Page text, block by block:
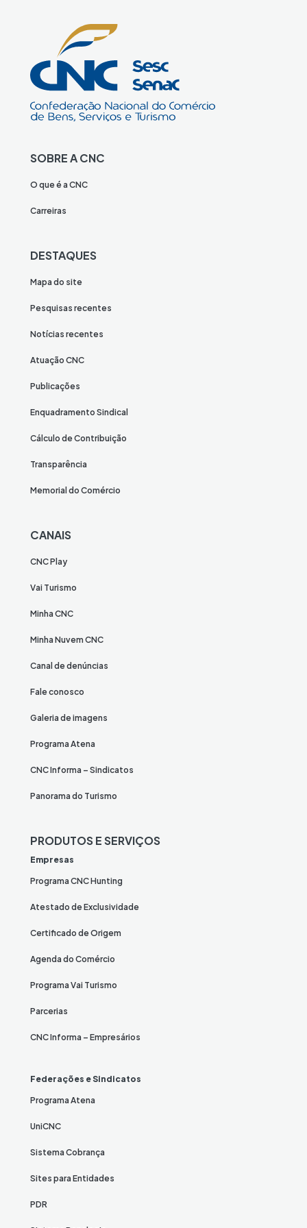
SOBRE A CNC
O que é a CNC
Carreiras
DESTAQUES
Mapa do site
Pesquisas recentes
Notícias recentes
Atuação CNC
Publicações
Enquadramento Sindical
Cálculo de Contribuição
Transparência
Memorial do Comércio
CANAIS
CNC Play
Vai Turismo
Minha CNC
Minha Nuvem CNC
Canal de denúncias
Fale conosco
Galeria de imagens
Programa Atena
CNC Informa – Sindicatos
Panorama do Turismo
PRODUTOS E SERVIÇOS
Empresas
Programa CNC Hunting
Atestado de Exclusividade
Certificado de Origem
Agenda do Comércio
Programa Vai Turismo
Parcerias
CNC Informa – Empresários
Federações e Sindicatos
Programa Atena
UniCNC
Sistema Cobrança
Sites para Entidades
PDR